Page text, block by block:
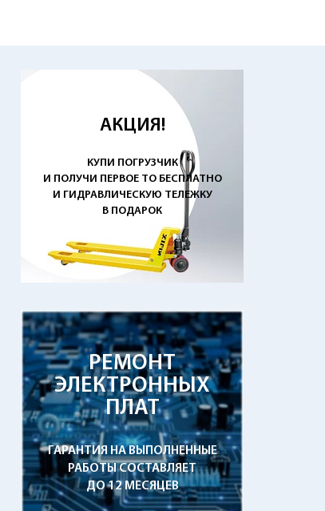
АКЦИЯ!
КУПИ ПОГРУЗЧИК
И ПОЛУЧИ ПЕРВОЕ ТО БЕСПЛАТНО
И ГИДРАВЛИЧЕСКУЮ ТЕЛЕЖКУ
В ПОДАРОК
РЕМОНТ
ЭЛЕКТРОННЫХ
ПЛАТ
ГАРАНТИЯ НА ВЫПОЛНЕННЫЕ
РАБОТЫ СОСТАВЛЯЕТ
ДО 12 МЕСЯЦЕВ